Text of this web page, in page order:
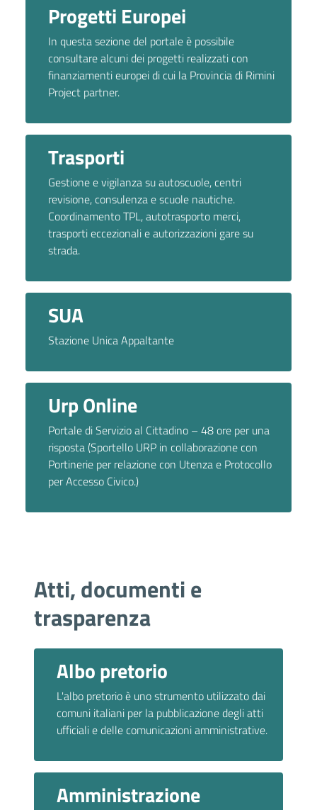
Progetti Europei
In questa sezione del portale è possibile
consultare alcuni dei progetti realizzati con
finanziamenti europei di cui la Provincia di Rimini
Project partner.
Trasporti
Gestione e vigilanza su autoscuole, centri
revisione, consulenza e scuole nautiche.
Coordinamento TPL, autotrasporto merci,
trasporti eccezionali e autorizzazioni gare su
strada.
SUA
Stazione Unica Appaltante
Urp Online
Portale di Servizio al Cittadino – 48 ore per una
risposta (Sportello URP in collaborazione con
Portinerie per relazione con Utenza e Protocollo
per Accesso Civico.)
Atti, documenti e
trasparenza
Albo pretorio
L'albo pretorio è uno strumento utilizzato dai
comuni italiani per la pubblicazione degli atti
ufficiali e delle comunicazioni amministrative.
Amministrazione